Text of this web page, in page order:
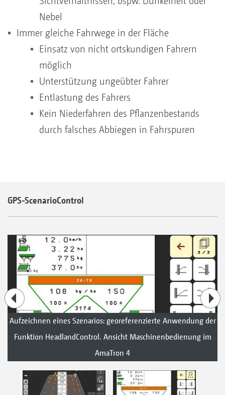
Nebel
Immer gleiche Fahrwege in der Fläche
Einsatz von nicht ortskundigen Fahrern
möglich
Unterstützung ungeübter Fahrer
Entlastung des Fahrers
Kein Niederfahren des Pflanzenbestands
durch falsches Abbiegen in Fahrspuren
GPS-ScenarioControl
Aufzeichnen eines Szenarios: georeferenzierte Anwendung der
Funktion HeadlandControl. Ansicht Maschinenbedienung im
AmaTron 4